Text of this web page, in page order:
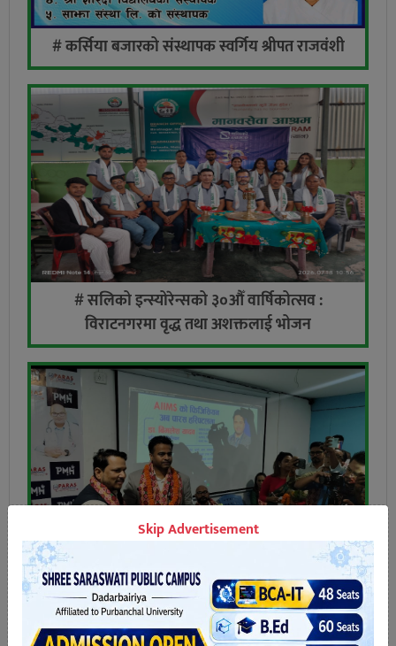
# कर्सिया बजारको संस्थापक स्वर्गिय श्रीपत राजवंशी
# सलिको इन्स्योरेन्सको ३०औँ वार्षिकोत्सव :
विराटनगरमा वृद्ध तथा अशक्तलाई भोजन
# पारस हस्पिटलले निःशुल्क उपचार गर्ने
Skip Advertisement